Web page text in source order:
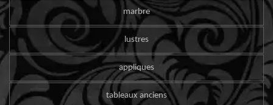
marbre
lustres
appliques
tableaux anciens